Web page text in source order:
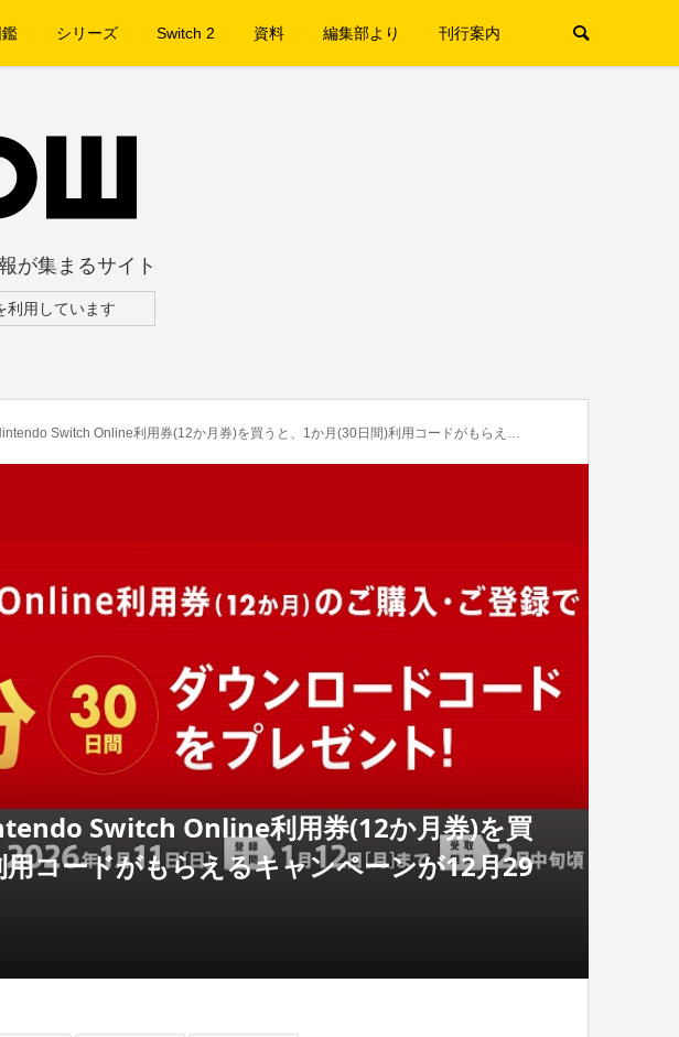
シリーズ Switch 2 資料 編集部より 刊行案内
が集まるサイト
利用しています
Switch Online利用券(12か月券)を買うと、1か月(30日間)利用コードがもらえるキャンペーンが12月29日より開催中
Switch Online利用券(12か月券)を買
コードがもらえるキャンペーンが12月29